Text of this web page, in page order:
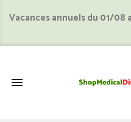
Vacances annuels du 01/08
